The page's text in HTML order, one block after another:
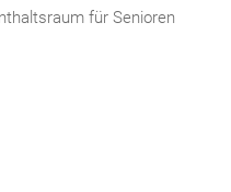
für Senioren